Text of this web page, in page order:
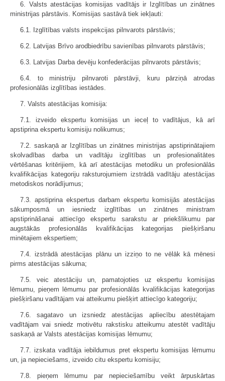
6. Valsts atestācijas komisijas vadītājs ir Izglītības un zinātnes
ministrijas pārstāvis. Komisijas sastāvā tiek iekļauti:
6.1. Izglītības valsts inspekcijas pilnvarots pārstāvis;
6.2. Latvijas Brīvo arodbiedrību savienības pilnvarots pārstāvis;
6.3. Latvijas Darba devēju konfederācijas pilnvarots pārstāvis;
6.4. to ministriju pilnvaroti pārstāvji, kuru pārziņā atrodas
profesionālās izglītības iestādes.
7. Valsts atestācijas komisija:
7.1. izveido ekspertu komisijas un ieceļ to vadītājus, kā arī
apstiprina ekspertu komisiju nolikumus;
7.2. saskaņā ar Izglītības un zinātnes ministrijas apstiprinātajiem
skolvadības darba un vadītāju izglītības un profesionalitātes
vērtēšanas kritērijiem, kā arī atestācijas metodiku un profesionālās
kvalifikācijas kategoriju raksturojumiem izstrādā vadītāju atestācijas
metodiskos norādījumus;
7.3. apstiprina ekspertus darbam ekspertu komisijās atestācijas
sākumposmā un iesniedz izglītības un zinātnes ministram
apstiprināšanai attiecīgo ekspertu sarakstu ar priekšlikumu par
augstākās profesionālās kvalifikācijas kategorijas piešķiršanu
minētajiem ekspertiem;
7.4. izstrādā atestācijas plānu un izziņo to ne vēlāk kā mēnesi
pirms atestācijas sākuma;
7.5. veic atestāciju un, pamatojoties uz ekspertu komisijas
lēmumu, pieņem lēmumu par profesionālās kvalifikācijas kategorijas
piešķiršanu vadītājam vai atteikumu piešķirt attiecīgo kategoriju;
7.6. sagatavo un izsniedz atestācijas apliecību atestētajam
vadītājam vai sniedz motivētu rakstisku atteikumu atestēt vadītāju
saskaņā ar Valsts atestācijas komisijas lēmumu;
7.7. izskata vadītāja iebildumus pret ekspertu komisijas lēmumu
un, ja nepieciešams, izveido citu ekspertu komisiju;
7.8. pieņem lēmumu par nepieciešamību veikt ārpuskārtas